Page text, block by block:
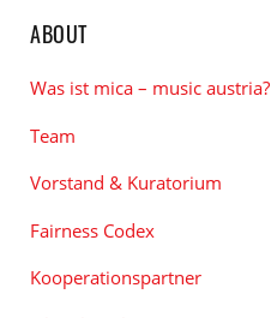
ABOUT
Was ist mica – music austria?
Team
Vorstand & Kuratorium
Fairness Codex
Kooperationspartner